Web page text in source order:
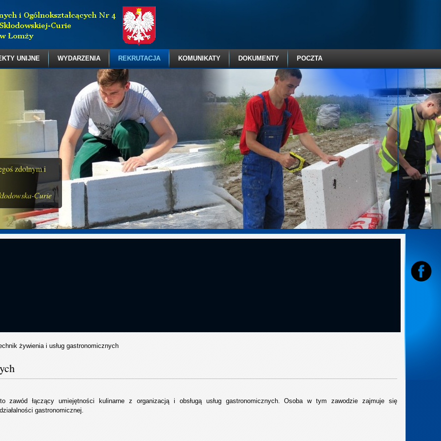
zdolnym i
Curie
UNIJNE WYDARZENIA REKRUTACJA KOMUNIKATY DOKUMENTY POCZTA
żywienia i usług gastronomicznych
zawód łączący umiejętności kulinarne z organizacją i obsługą usług gastronomicznych. Osoba w tym zawodzie zajmuje się
gastronomicznej.